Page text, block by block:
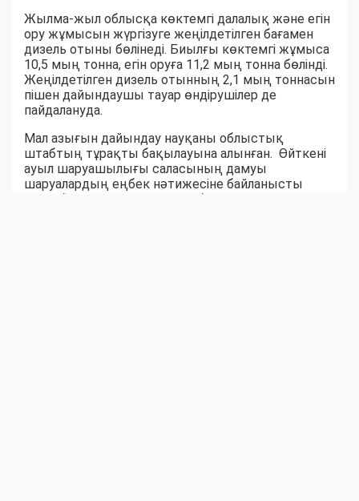
Жылма-жыл облысқа көктемгі далалық және егін
ору жұмысын жүргізуге жеңілдетілген бағамен
дизель отыны бөлінеді. Биылғы көктемгі жұмыса
10,5 мың тонна, егін оруға 11,2 мың тонна бөлінді.
Жеңілдетілген дизель отынның 2,1 мың тоннасын
пішен дайындаушы тауар өндірушілер де
пайдалануда.
Мал азығын дайындау науқаны облыстық
штабтың тұрақты бақылауына алынған. Өйткені
ауыл шаруашылығы саласының дамуы
шаруалардың еңбек нәтижесіне байланысты
екені белгілі. Ауыл-аудандар биыл мал азығынан